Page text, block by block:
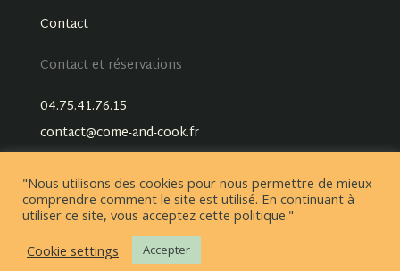
Contact
Contact et réservations
04.75.41.76.15
contact@come-and-cook.fr
"Nous utilisons des cookies pour nous permettre de mieux
comprendre comment le site est utilisé. En continuant à
utiliser ce site, vous acceptez cette politique."
Cookie settings
Accepter